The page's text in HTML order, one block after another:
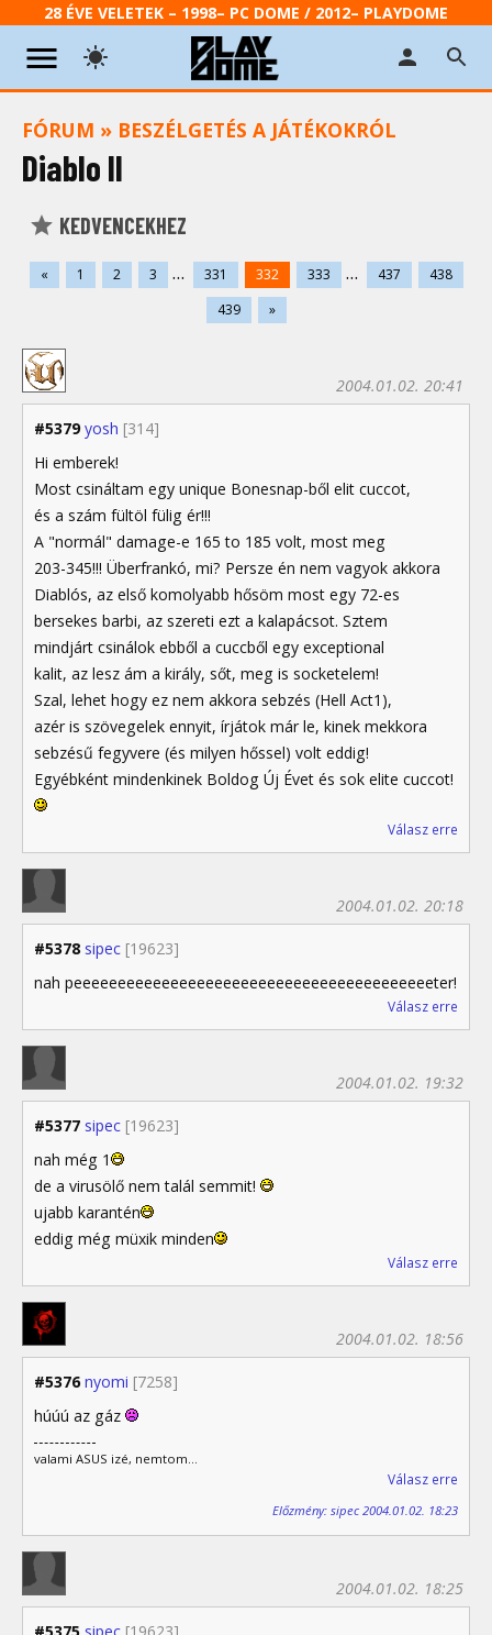
28 ÉVE VELETEK – 1998– PC DOME / 2012– PLAYDOME
FÓRUM » BESZÉLGETÉS A JÁTÉKOKRÓL
Diablo II
KEDVENCEKHEZ
« 1 2 3 ... 331 332 333 ... 437
438
439
»
#5379 yosh [314]
2004.01.02. 20:41
Hi emberek!
Most csináltam egy unique Bonesnap-ből elit cuccot,
és a szám fültöl fülig ér!!!
A "normál" damage-e 165 to 185 volt, most meg
203-345!!! Überfrankó, mi? Persze én nem vagyok akkora
Diablós, az első komolyabb hősöm most egy 72-es
bersekes barbi, az szereti ezt a kalapácsot. Sztem
mindjárt csinálok ebből a cuccből egy exceptional
kalit, az lesz ám a király, sőt, meg is socketelem!
Szal, lehet hogy ez nem akkora sebzés (Hell Act1),
azér is szövegelek ennyit, írjátok már le, kinek mekkora
sebzésű fegyvere (és milyen hőssel) volt eddig!
Egyébként mindenkinek Boldog Új Évet és sok elite cuccot!
Válasz erre
#5378 sipec [19623]
2004.01.02. 20:18
nah peeeeeeeeeeeeeeeeeeeeeeeeeeeeeeeeeeeeeeeeeter!
Válasz erre
#5377 sipec [19623]
2004.01.02. 19:32
nah még 1
de a virusölő nem talál semmit!
ujabb karantén
eddig még müxik minden
Válasz erre
#5376 nyomi [7258]
2004.01.02. 18:56
húúú az gáz
valami ASUS izé, nemtom...
Válasz erre
Előzmény: sipec 2004.01.02. 18:23
2004.01.02. 18:25